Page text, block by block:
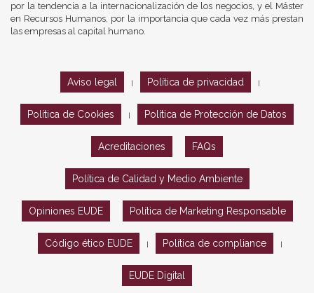
por la tendencia a la internacionalización de los negocios, y el Máster
en Recursos Humanos, por la importancia que cada vez más prestan
las empresas al capital humano.
Aviso legal Política de privacidad
Política de Cookies Política de Protección de Datos
Acreditaciones FAQs
Política de Calidad y Medio Ambiente
Opiniones EUDE Política de Marketing Responsable
Código ético EUDE Política de compliance
EUDE Digital